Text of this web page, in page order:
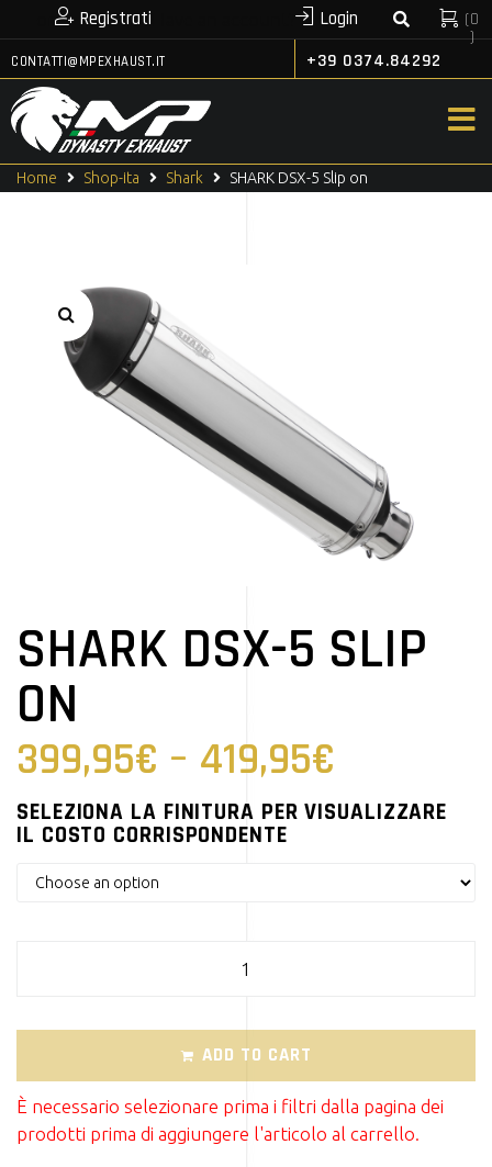
CONTATTI@MPEXHAUST.IT +39 0374.84292
Registrati Login (0
)
Home Shop-ita Shark SHARK DSX-5 Slip on
SHARK DSX-5 SLIP
ON
399,95€ – 419,95€
SELEZIONA LA FINITURA PER VISUALIZZARE
IL COSTO CORRISPONDENTE
ADD TO CART
È necessario selezionare prima i filtri dalla pagina dei
prodotti prima di aggiungere l'articolo al carrello.